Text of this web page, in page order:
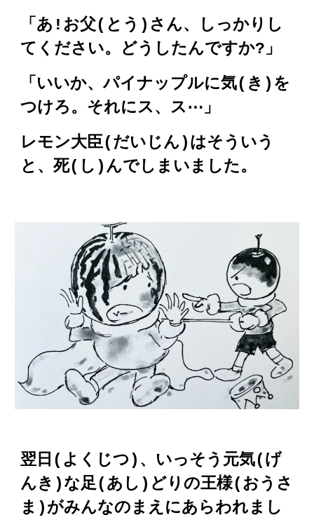
「あ!お父(とう)さん、しっかりし
てください。どうしたんですか?」
「いいか、パイナップルに気(き)を
つけろ。それにス、ス⋯」
レモン大臣(だいじん)はそういう
と、死(し)んでしまいました。
翌日(よくじつ)、いっそう元気(げ
んき )な足(あし)どりの王様(おうさ
ま)がみんなのまえにあらわれまし